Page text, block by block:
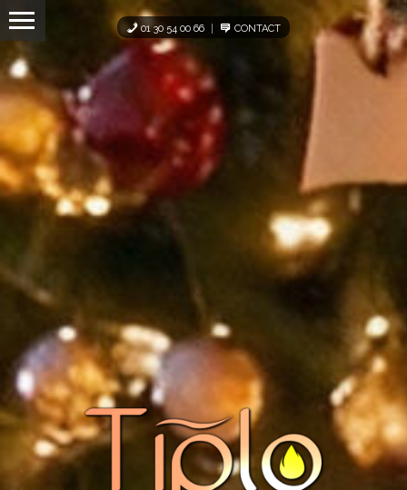
Panneau de gestion des cookies
01 30 54 00 66 CONTACT